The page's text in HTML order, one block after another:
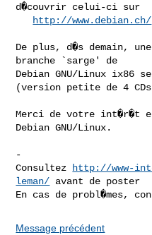
d�couvrir celui-ci sur
http://www.debian.ch/
De plus, d�s demain,
branche `sarge' de
Debian GNU/Linux ix86
(version petite de 4
Merci de votre int�r�t
Debian GNU/Linux.
-
Consultez
http://www-
leman/ avant de poster
Message précédent